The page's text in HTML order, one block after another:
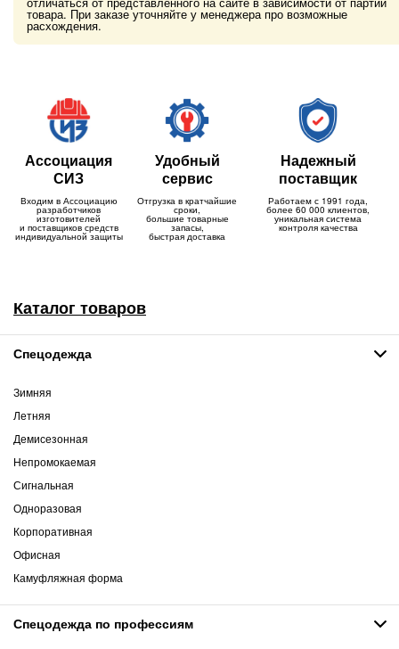
товара. При заказе уточняйте у менеджера про возможные
расхождения.
Ассоциация
СИЗ
Входим в Ассоциацию
разработчиков
изготовителей
и поставщиков средств
индивидуальной защиты
Удобный
сервис
Отгрузка в кратчайшие
сроки,
большие товарные
запасы,
быстрая доставка
Надежный
поставщик
Работаем с 1991 года,
более 60 000 клиентов,
уникальная система
контроля качества
Каталог товаров
Спецодежда
Зимняя
Летняя
Демисезонная
Непромокаемая
Сигнальная
Одноразовая
Корпоративная
Офисная
Камуфляжная форма
Спецодежда по профессиям